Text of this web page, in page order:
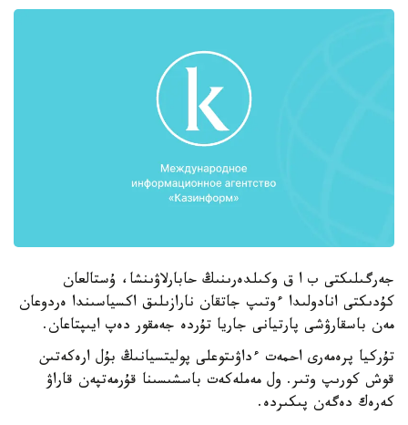
جەرگىلىكتى ب ا ق وكىلدەرىنىڭ حابارلاۋىنشا، ۇستالعان
كۇدىكتى انادولىدا ءوتىپ جاتقان نارازىلىق اكسياسىندا ەردوعان
مەن باسقارۋشى پارتيانى جاريا تۇردە جەمقور دەپ ايىپتاعان.
تۇركيا پرەمەرى احمەت ءداۋىتوعلى پوليتسيانىڭ بۇل ارەكەتىن
قوش كورىپ وتىر. ول مەملەكەت باسشىسىنا قۇرمەتپەن قاراۋ
كەرەك دەگەن پىكىردە.